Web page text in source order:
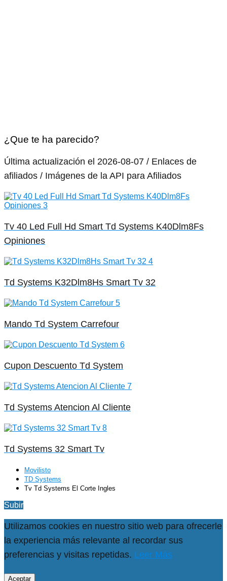
¿Que te ha parecido?
Última actualización el 2026-08-07 / Enlaces de
afiliados / Imágenes de la API para Afiliados
Tv 40 Led Full Hd Smart Td Systems K40Dlm8Fs
Opiniones
Td Systems K32Dlm8Hs Smart Tv 32
Mando Td System Carrefour
Cupon Descuento Td System
Td Systems Atencion Al Cliente
Td Systems 32 Smart Tv
Movilisto
TD Systems
Tv Td Systems El Corte Ingles
Subir
Utilizamos cookies en nuestro sitio web para ofrecerle
la experiencia más relevante al recordar sus
preferencias y visitas repetidas. Leer Más
Aceptar